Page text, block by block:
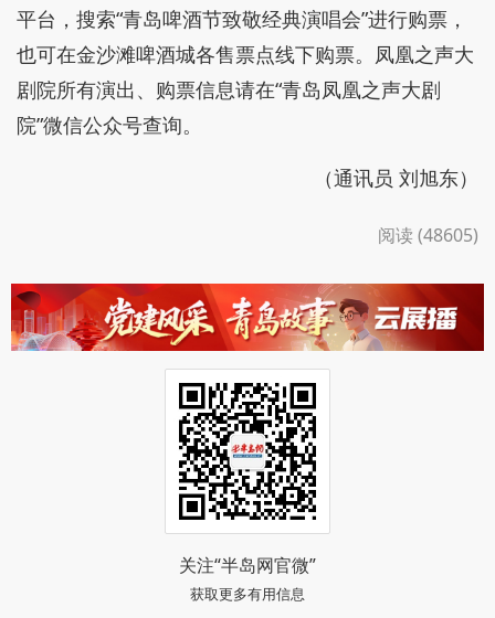
平台，搜索“青岛啤酒节致敬经典演唱会”进行购票，
也可在金沙滩啤酒城各售票点线下购票。凤凰之声大
剧院所有演出、购票信息请在“青岛凤凰之声大剧
院”微信公众号查询。
（通讯员 刘旭东）
阅读 (48605)
关注“半岛网官微”
获取更多有用信息